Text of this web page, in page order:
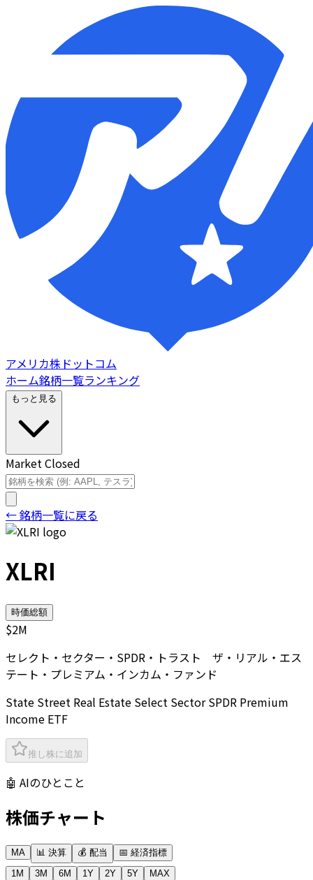
アメリカ株ドットコム
ホーム銘柄一覧ランキング
もっと見る
Market Closed
← 銘柄一覧に戻る
XLRI
時価総額
$2M
セレクト・セクター・SPDR・トラスト ザ・リアル・エス
テート・プレミアム・インカム・ファンド
State Street Real Estate Select Sector SPDR Premium
Income ETF
推し株に追加
🤖 AIのひとこと
株価チャート
MA 📊 決算 💰 配当
📅 経済指標
1M
3M 6M 1Y 2Y 5Y MAX